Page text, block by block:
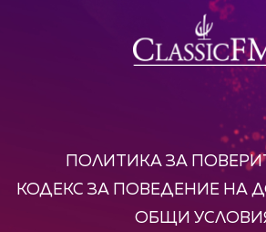
ПОЛИТИКА ЗА
КОДЕКС ЗА ПОВЕДЕНИЕ НА
ОБЩИ